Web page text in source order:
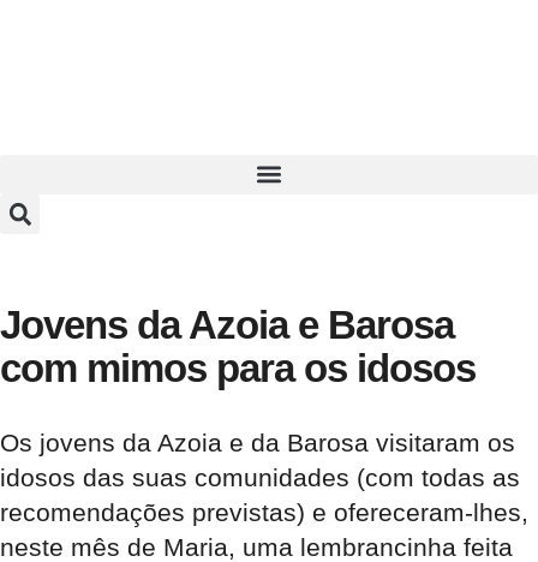
Jovens da Azoia e Barosa
com mimos para os idosos
Os jovens da Azoia e da Barosa visitaram os
idosos das suas comunidades (com todas as
recomendações previstas) e ofereceram-lhes,
neste mês de Maria, uma lembrancinha feita